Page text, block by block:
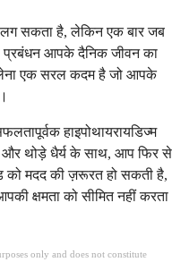
लग सकता है, लेकिन एक बार जब
प्रबंधन आपके दैनिक जीवन का
लेना एक सरल कदम है जो आपके
हाइपोथायरायडिज्म
और थोड़े धैर्य के साथ, आप फिर से
मदद की ज़रूरत हो सकती है,
क्षमता को सीमित नहीं करता
only and does not constitute